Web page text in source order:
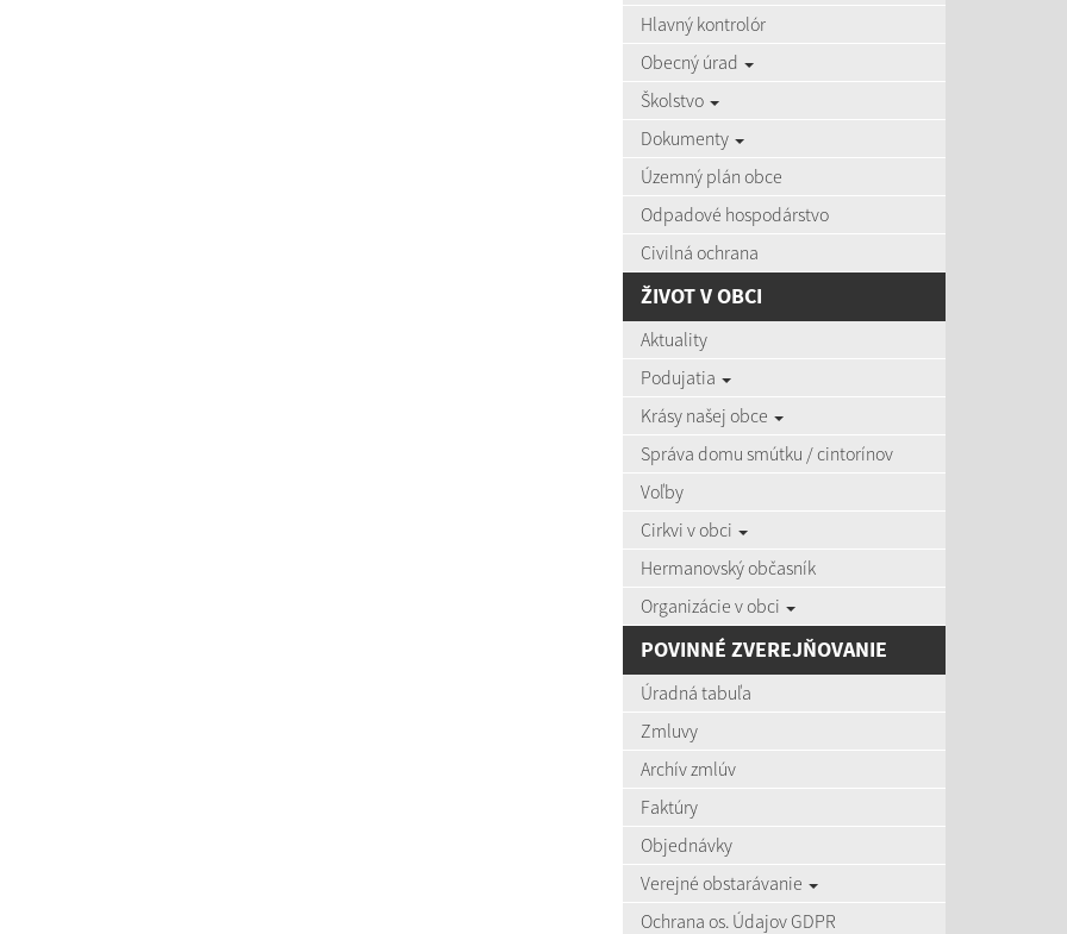
Hlavný kontrolór
Obecný úrad
Školstvo
Dokumenty
Územný plán obce
Odpadové hospodárstvo
Civilná ochrana
ŽIVOT V OBCI
Aktuality
Podujatia
Krásy našej obce
Správa domu smútku / cintorínov
Voľby
Cirkvi v obci
Hermanovský občasník
Organizácie v obci
POVINNÉ ZVEREJŇOVANIE
Úradná tabuľa
Zmluvy
Archív zmlúv
Faktúry
Objednávky
Verejné obstarávanie
Ochrana os. Údajov GDPR